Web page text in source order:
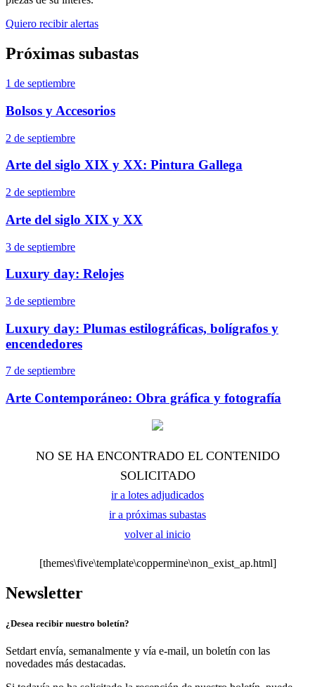
Quiero recibir alertas
Próximas subastas
1 de septiembre
Bolsos y Accesorios
2 de septiembre
Arte del siglo XIX y XX: Pintura Gallega
2 de septiembre
Arte del siglo XIX y XX
3 de septiembre
Luxury day: Relojes
3 de septiembre
Luxury day: Plumas estilográficas, bolígrafos y
encendedores
7 de septiembre
Arte Contemporáneo: Obra gráfica y fotografía
NO SE HA ENCONTRADO EL CONTENIDO
SOLICITADO
ir a lotes adjudicados
ir a próximas subastas
volver al inicio
[themes\five\template\coppermine\non_exist_ap.html]
Newsletter
¿Desea recibir nuestro boletín?
Setdart envía, semanalmente y vía e-mail, un boletín con las
novedades más destacadas.